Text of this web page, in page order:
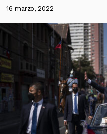
16 marzo, 2022